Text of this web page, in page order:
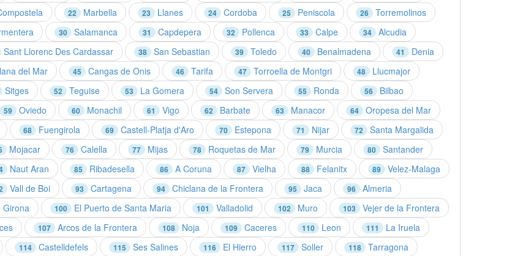
22 Marbella 23 Llanes 24 Cordoba 25 Peniscola 26 Torremolinos
30 Salamanca 31 Capdepera 32 Pollenca 33 Calpe 34 Alcudia
Sant Llorenc Des Cardassar 38 San Sebastian 39 Toledo 40 Benalmadena 41 Denia
del Mar 45 Cangas de Onis 46 Tarifa 47 Torroella de Montgri 48 Llucmajor
Sitges 52 Teguise 53 La Gomera 54 Son Servera 55 Ronda 56 Bilbao
59 Oviedo 60 Monachil 61 Vigo 62 Barbate 63 Manacor 64 Oropesa del Mar
68 Fuengirola 69 Castell-Platja d'Aro 70 Estepona 71 Nijar 72 Santa Margalida
Mojacar 76 Calella 77 Mijas 78 Roquetas de Mar 79 Murcia 80 Santander
Naut Aran 85 Ribadesella 86 A Coruna 87 Vielha 88 Felanitx 89 Velez-Malaga
Vall de Boi 93 Cartagena 94 Chiclana de la Frontera 95 Jaca 96 Almeria
Girona 100 El Puerto de Santa Maria 101 Valladolid 102 Muro 103 Vejer de la Frontera
107 Arcos de la Frontera 108 Noja 109 Caceres 110 Leon 111 La Iruela
114 Castelldefels 115 Ses Salines 116 El Hierro 117 Soller 118 Tarragona